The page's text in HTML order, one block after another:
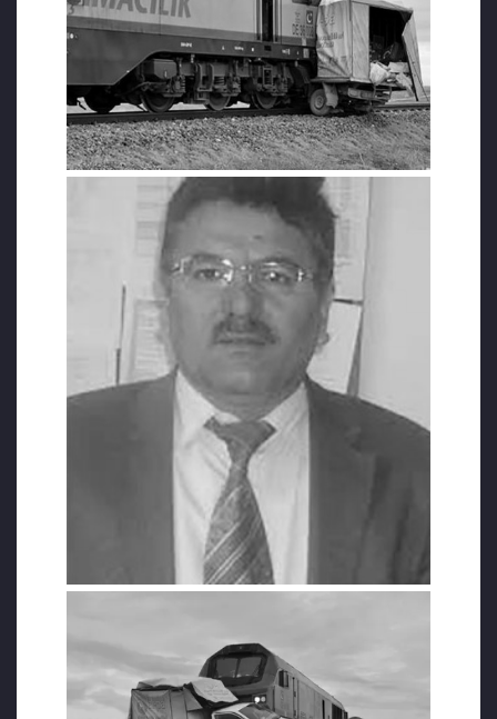
36008 sefer sayılı yük treni çarptı. Trenin 500
metre sürüklediği kamyonetin sürücüsü
Nazmi Yıldırım hayatını kaybetti.
Kazaya ilişkin soruşturma sürüyor. Kazanın
meydana geldiği hemzemin geçitte geçtiğimiz
hafta da bariyerleri devirip geçmeye çalışan
farklı bir ekmek kamyonetine tren çarpmış,
sürücüsü de ağır yaralanmıştı.